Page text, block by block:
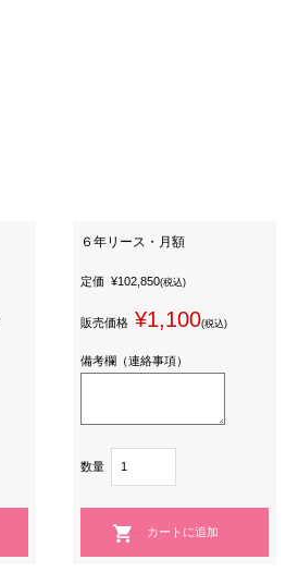
６年リース・月額
定価 ¥102,850(税込)
販売価格 ¥1,100(税込)
備考欄（連絡事項）
数量